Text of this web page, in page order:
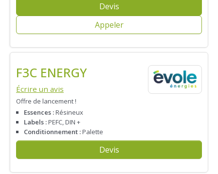
Devis
Appeler
F3C ENERGY
Écrire un avis
Offre de lancement !
Essences :Résineux
Labels :PEFC, DIN +
Conditionnement :Palette
Devis